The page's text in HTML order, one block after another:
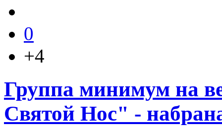
0
+4
Группа минимум на
Святой Нос" -